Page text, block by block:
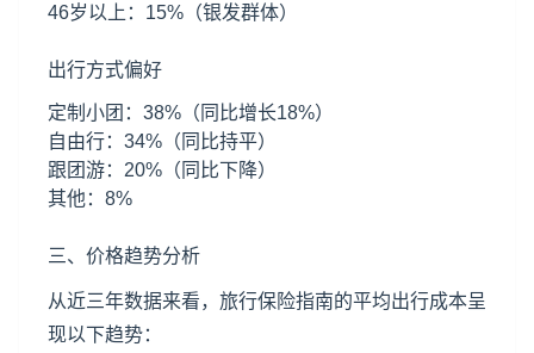
46岁以上：15%（银发群体）
出行方式偏好
定制小团：38%（同比增长18%）
自由行：34%（同比持平）
跟团游：20%（同比下降）
其他：8%
三、价格趋势分析
从近三年数据来看，旅行保险指南的平均出行成本呈
现以下趋势：